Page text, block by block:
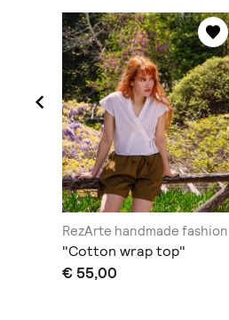
RezArte handmade fashion
"Cotton wrap top"
€ 55,00